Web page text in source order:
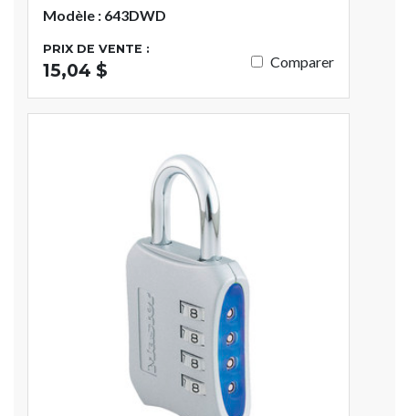
Modèle : 643DWD
PRIX DE VENTE :
15,04 $ Comparer